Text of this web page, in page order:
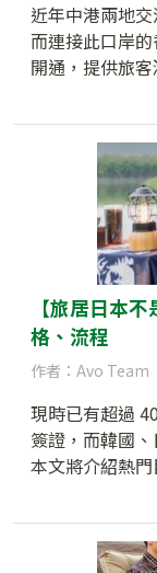
近年中港兩地
而連接此口岸
開通，提供旅
【旅居日本
格、流程
作者：Avo Team
現時已有超過
簽證，而韓國
本文將介紹熱